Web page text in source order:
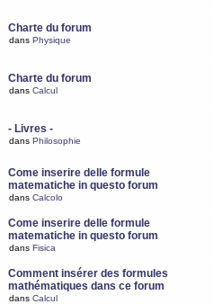
Charte du forum
dans Physique
Charte du forum
dans Calcul
- Livres -
dans Philosophie
Come inserire delle formule
matematiche in questo forum
dans Calcolo
Come inserire delle formule
matematiche in questo forum
dans Fisica
Comment insérer des formules
mathématiques dans ce forum
dans Calcul